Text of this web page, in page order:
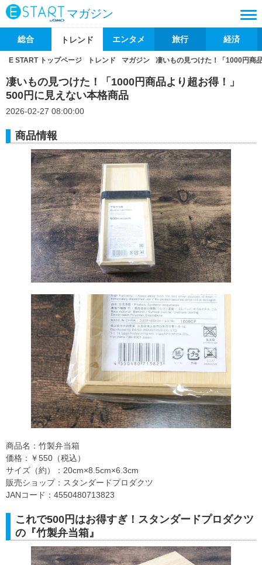
マガジン
総合 トレンド エンタメ 旅行 経済
E START トップページ トレンド マガジン 凄いもの見つけた！「1000円商
凄いもの見つけた！「1000円商品より超お得！」
500円に見えない本格商品
2026-02-27 08:00:00
商品情報
商品名：竹製弁当箱
価格：￥550（税込）
サイズ（約）：20cm×8.5cm×6.3cm
販売ショップ：スタンダードプロダクツ
JANコード：4550480713823
これで500円はお得すぎ！スタンダードプロダクツ
の『竹製弁当箱』